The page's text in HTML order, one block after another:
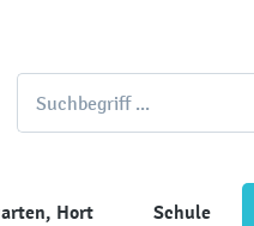
Hort Schule